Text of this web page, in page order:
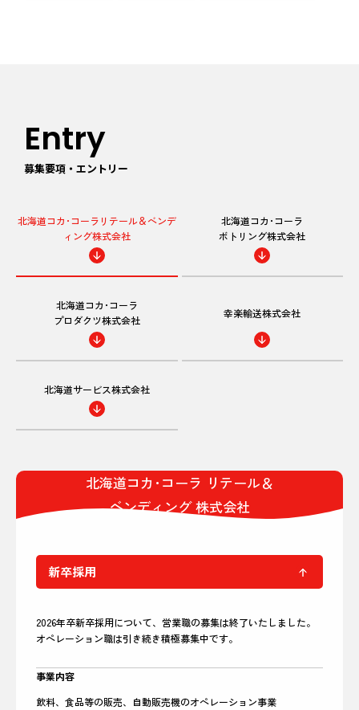
Entry
募集要項・エントリー
北海道コカ･コーラ リテール＆ベンデ
ィング株式会社
北海道コカ･コーラ
ボトリング株式会社
北海道コカ･コーラ
プロダクツ株式会社
幸楽輸送株式会社
北海道サービス株式会社
北海道コカ･コーラ リテール＆
ベンディング 株式会社
新卒採用
2026年卒新卒採用について、営業職の募集は終了いたしました。
オペレーション職は引き続き積極募集中です。
事業内容
飲料、食品等の販売、自動販売機のオペレーション事業